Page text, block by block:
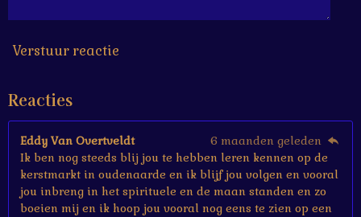
s
r
r
Verstuur reactie
Reacties
Eddy Van Overtveldt
6 maanden geleden
Ik ben nog steeds blij jou te hebben leren kennen op de
kerstmarkt in oudenaarde en ik blijf jou volgen en vooral
jou inbreng in het spirituele en de maan standen en zo
boeien mij en ik hoop jou vooral nog eens te zien op een